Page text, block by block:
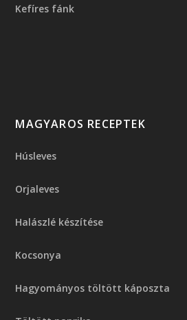
Kefíres fánk
MAGYAROS RECEPTEK
Húsleves
Orjaleves
Halászlé készítése
Kocsonya
Hagyományos töltött káposzta